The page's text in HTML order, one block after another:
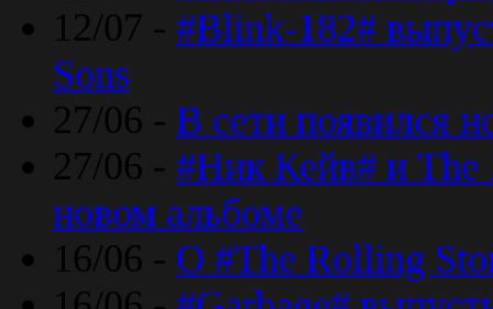
12/07 - #Blink-182#
Sons
27/06 - В сети появился
27/06 - #Ник Кейв# и The
новом альбоме
16/06 - О #The Rolling